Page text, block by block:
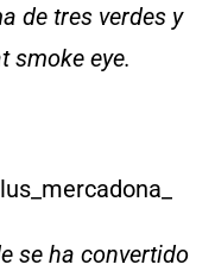
de tres verdes y
smoke eye.
se ha convertido